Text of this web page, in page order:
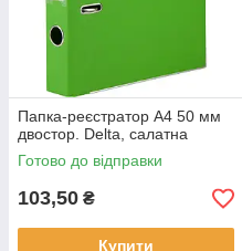
Папка-реєстратор А4 50 мм
двостор. Delta, салатна
Готово до відправки
103,50 ₴
Купити